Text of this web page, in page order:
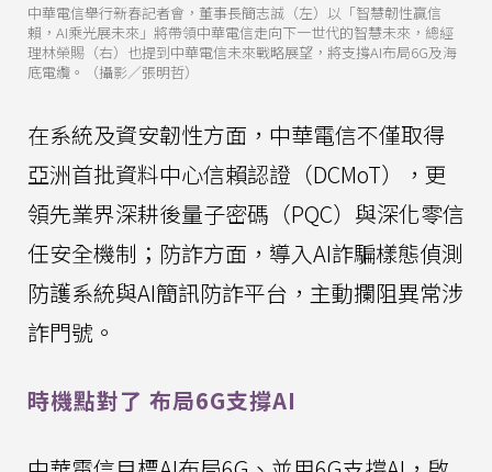
中華電信舉行新春記者會，董事長簡志誠（左）以「智慧韌性贏信
賴，AI乘光展未來」將帶領中華電信走向下一世代的智慧未來，總經
理林榮賜（右）也提到中華電信未來戰略展望，將支撐AI布局6G及海
底電纜。（攝影／張明哲）
在系統及資安韌性方面，中華電信不僅取得
亞洲首批資料中心信賴認證（DCMoT），更
領先業界深耕後量子密碼（PQC）與深化零信
任安全機制；防詐方面，導入AI詐騙樣態偵測
防護系統與AI簡訊防詐平台，主動攔阻異常涉
詐門號。
時機點對了 布局6G支撐AI